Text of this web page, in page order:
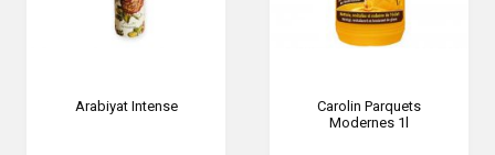
Arabiyat Intense
Carolin Parquets
Modernes 1l